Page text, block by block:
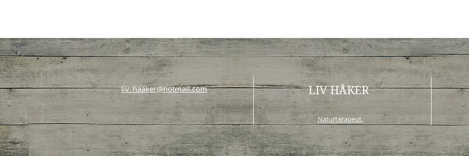
liv_haaker@hotmail.com LIV HÅKER
Naturterapeut.